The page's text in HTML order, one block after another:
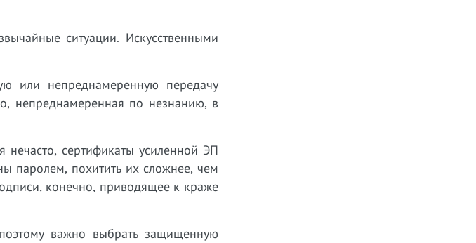
ситуации. Искусственными
или непреднамеренную передачу
непреднамеренная по незнанию, в
нечасто, сертификаты усиленной ЭП
паролем, похитить их сложнее, чем
конечно, приводящее к краже
важно выбрать защищенную